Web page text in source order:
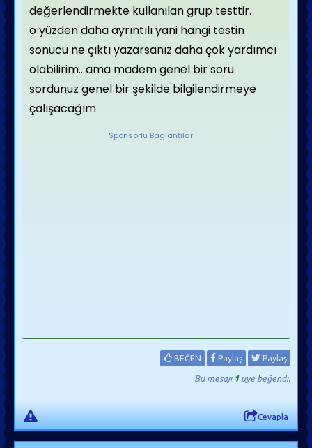
değerlendirmekte kullanılan grup testtir.
o yüzden daha ayrıntılı yani hangi testin
sonucu ne çıktı yazarsanız daha çok yardımcı
olabilirim.. ama madem genel bir soru
sordunuz genel bir şekilde bilgilendirmeye
çalışacağım
Sponsorlu Baglantilar
BEĞEN Paylaş Paylaş
Bu mesajı 1üye beğendi.
Cevapla